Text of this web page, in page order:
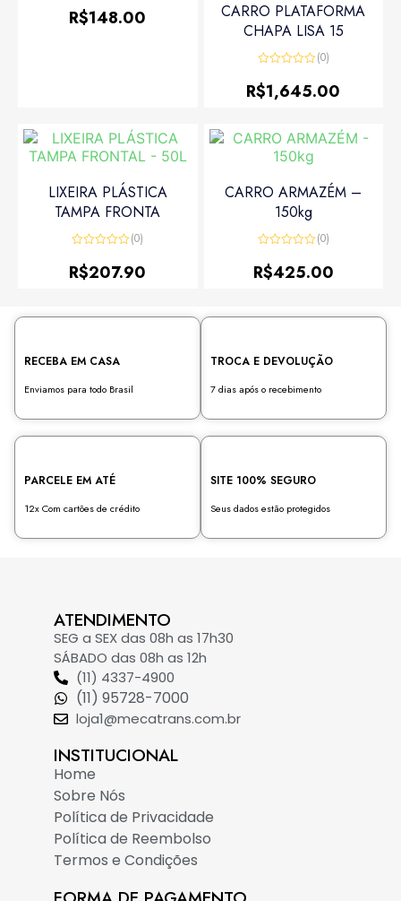
0
de
R$148.00
CARRO PLATAFORMA
CHAPA LISA 15
0
de
(0)
R$1,645.00
LIXEIRA PLÁSTICA
TAMPA FRONTA
0
de
(0)
R$207.90
CARRO ARMAZÉM –
150kg
0
de
(0)
R$425.00
RECEBA EM CASA
Enviamos para todo Brasil
TROCA E DEVOLUÇÃO
7 dias após o recebimento
PARCELE EM ATÉ
12x Com cartões de crédito
SITE 100% SEGURO
Seus dados estão protegidos
ATENDIMENTO
SEG a SEX das 08h as 17h30
SÁBADO das 08h as 12h
(11) 4337-4900
(11) 95728-7000
loja1@mecatrans.com.br
INSTITUCIONAL​
Home
Sobre Nós
Política de Privacidade
Política de Reembolso
Termos e Condições